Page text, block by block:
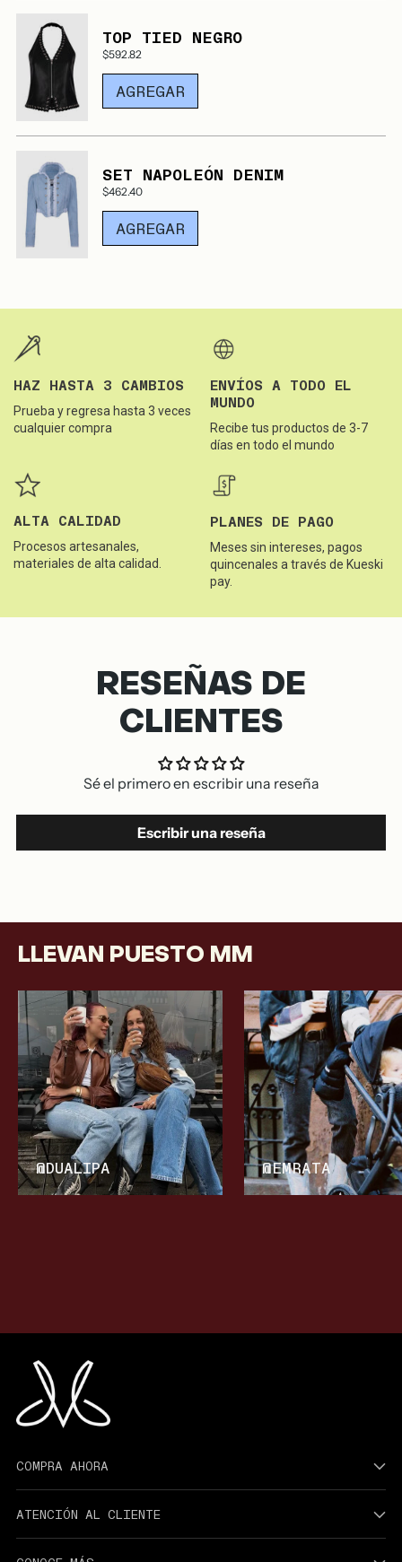
TOP TIED NEGRO
$592.82
AGREGAR
SET NAPOLEÓN DENIM
$462.40
AGREGAR
HAZ HASTA 3 CAMBIOS
Prueba y regresa hasta 3 veces
cualquier compra
ENVÍOS A TODO EL
MUNDO
Recibe tus productos de 3-7
días en todo el mundo
ALTA CALIDAD
Procesos artesanales,
materiales de alta calidad.
PLANES DE PAGO
Meses sin intereses, pagos
quincenales a través de Kueski
pay.
RESEÑAS DE
CLIENTES
Sé el primero en escribir una reseña
Escribir una reseña
LLEVAN PUESTO MM
@DUALIPA @EMRATA
COMPRA AHORA
ATENCIÓN AL CLIENTE